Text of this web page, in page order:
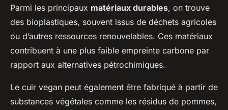
Parmi les principaux matériaux durables, on trouve
des bioplastiques, souvent issus de déchets agricoles
ou d’autres ressources renouvelables. Ces matériaux
contribuent à une plus faible empreinte carbone par
rapport aux alternatives pétrochimiques.
Le cuir vegan peut également être fabriqué à partir de
substances végétales comme les résidus de pommes,